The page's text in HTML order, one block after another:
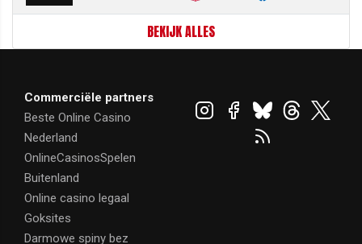
BEKIJK ALLES
Commerciële partners
Beste Online Casino
Nederland
OnlineCasinosSpelen
Buitenland
Online casino legaal
Goksites
Darmowe spiny bez